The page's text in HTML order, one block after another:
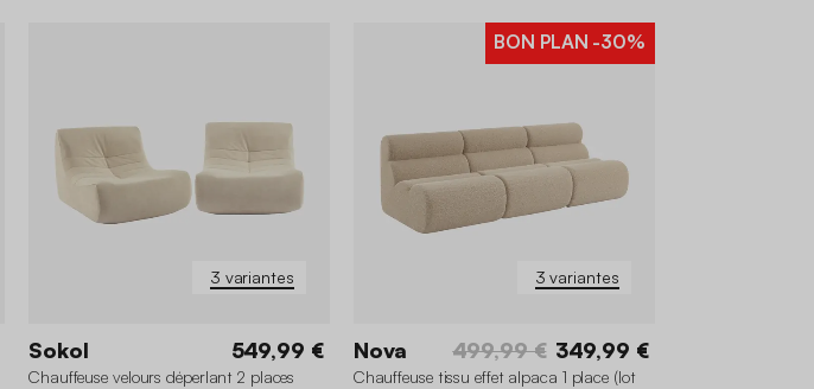
3 variantes
Sokol 549,99 €
Chauffeuse velours déperlant 2 places
3 variantes
BON PLAN -30%
Nova 499,99 € 349,99 €
Chauffeuse tissu effet alpaca 1 place (lot